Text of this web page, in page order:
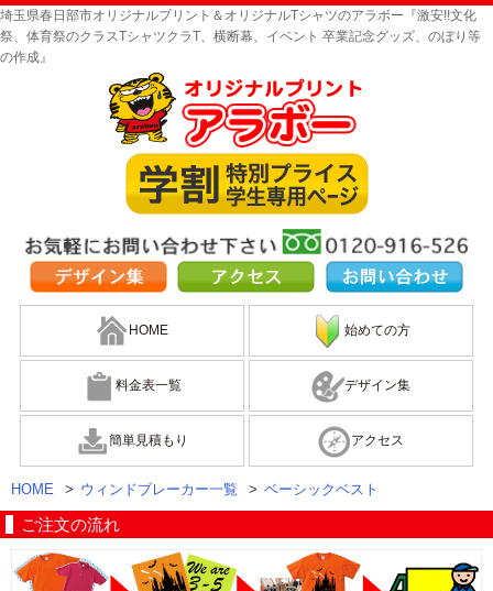
埼玉県春日部市オリジナルプリント＆オリジナルTシャツのアラボー『激安!!文化
祭、体育祭のクラスTシャツクラT、横断幕、イベント 卒業記念グッズ、のぼり等
の作成』
HOME 始めての方
料金表一覧 デザイン集
簡単見積もり アクセス
HOME > ウィンドブレーカー一覧 > ベーシックベスト
ご注文の流れ